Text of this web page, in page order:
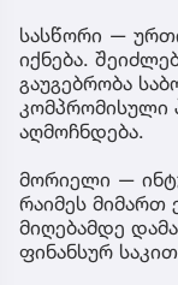
სასწორი —
იქნება.
გაუგებრობა
კომპრომისული
აღმოჩნდება.
მორიელი —
რაიმეს მიმართ
მიღებამდე
ფინანსურ